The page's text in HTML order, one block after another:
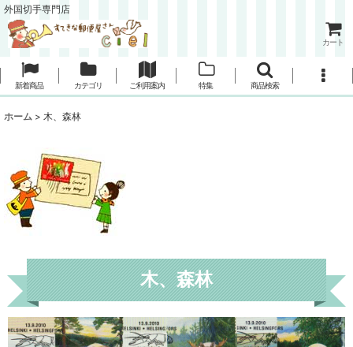
外国切手専門店
カート
新着商品 カテゴリ ご利用案内 特集 商品検索
ホーム > 木、森林
木、森林